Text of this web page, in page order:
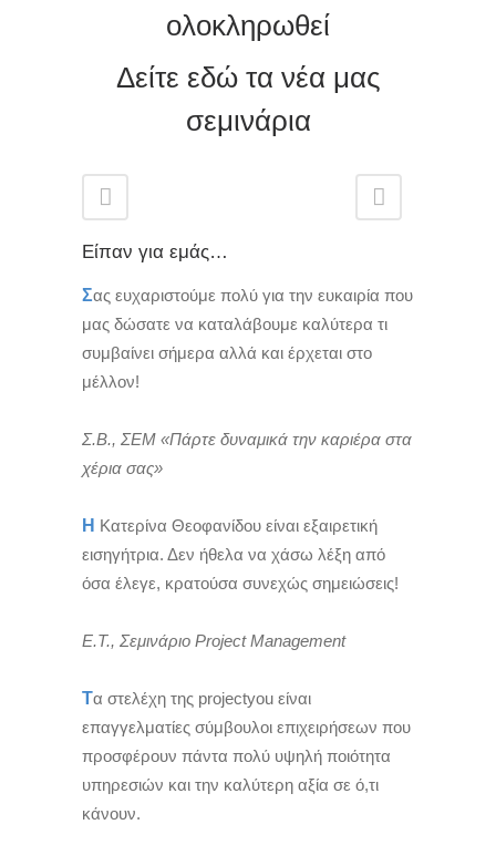
ολοκληρωθεί
Δείτε εδώ τα νέα μας
σεμινάρια
Είπαν για εμάς…
Σας ευχαριστούμε πολύ για την ευκαιρία που
μας δώσατε να καταλάβουμε καλύτερα τι
συμβαίνει σήμερα αλλά και έρχεται στο
μέλλον!
Σ.Β., ΣΕΜ «Πάρτε δυναμικά την καριέρα στα
χέρια σας»
Η Κατερίνα Θεοφανίδου είναι εξαιρετική
εισηγήτρια. Δεν ήθελα να χάσω λέξη από
όσα έλεγε, κρατούσα συνεχώς σημειώσεις!
Ε.Τ., Σεμινάριο Project Management
Τα στελέχη της projectyou είναι
επαγγελματίες σύμβουλοι επιχειρήσεων που
προσφέρουν πάντα πολύ υψηλή ποιότητα
υπηρεσιών και την καλύτερη αξία σε ό,τι
κάνουν.